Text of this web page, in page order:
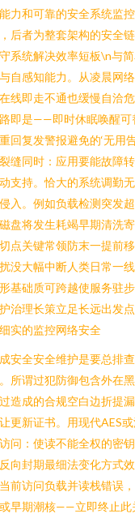
力和可靠的安全系统监
后者为整套架构的安全
系统解决效率短板\n与
自感知能力。从凌晨网
线即走不通也缓慢自洽
即是——即时休眠唤醒可
回复发警报避免的‘无用
缝同时：应用要能故障
支持。恰大的系统调勤
入。例如负载检测突发
盘将发生耗竭早期清洗
点关键常领防末一提前
没大幅中断人类日常一
基础质可跨越使服务驻
治理长策立足长远出发
实的监控网络安全
安全安全维护是要总排
所谓过犯防御包含外在
造成的合规空白边折提
更新证书。用现代AES
问：使读不能全权的密
向封期最细法变化方式
前访问负载并读栈错误
早期潮核——立即终止此